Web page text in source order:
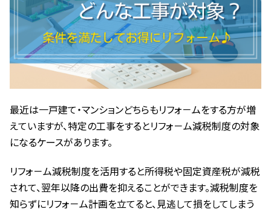
最近は一戸建て・マンションどちらもリフォ－ムをする方が増
えていますが、特定の工事をするとリフォ－ム減税制度の対象
になるケースがあります。
リフォ－ム減税制度を活用すると所得税や固定資産税が減税
されて、翌年以降の出費を抑えることができます。減税制度を
知らずにリフォ－ム計画を立てると、見逃して損をしてしまう